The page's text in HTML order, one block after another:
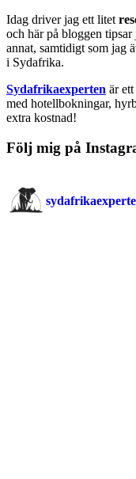
Idag driver jag ett litet
och här på bloggen
annat, samtidigt som jag
i Sydafrika.
Sydafrikaexperten är
med hotellbokningar,
extra kostnad!
Följ mig på